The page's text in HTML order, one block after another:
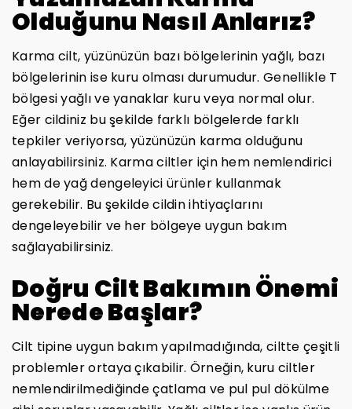
Olduğunu Nasıl Anlarız?
Karma cilt, yüzünüzün bazı bölgelerinin yağlı, bazı
bölgelerinin ise kuru olması durumudur. Genellikle T
bölgesi yağlı ve yanaklar kuru veya normal olur.
Eğer cildiniz bu şekilde farklı bölgelerde farklı
tepkiler veriyorsa, yüzünüzün karma olduğunu
anlayabilirsiniz. Karma ciltler için hem nemlendirici
hem de yağ dengeleyici ürünler kullanmak
gerekebilir. Bu şekilde cildin ihtiyaçlarını
dengeleyebilir ve her bölgeye uygun bakım
sağlayabilirsiniz.
Doğru Cilt Bakımın Önemi
Nerede Başlar?
Cilt tipine uygun bakım yapılmadığında, ciltte çeşitli
problemler ortaya çıkabilir. Örneğin, kuru ciltler
nemlendirilmediğinde çatlama ve pul pul dökülme